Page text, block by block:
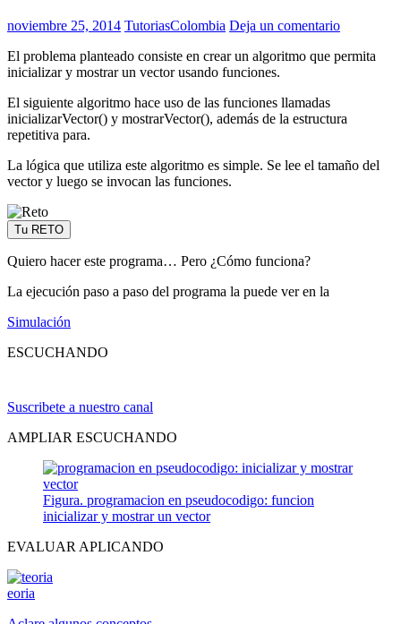
noviembre 25, 2014 TutoriasColombia Deja un comentario
El problema planteado consiste en crear un algoritmo que permita
inicializar y mostrar un vector usando funciones.
El siguiente algoritmo hace uso de las funciones llamadas
inicializarVector() y mostrarVector(), además de la estructura
repetitiva para.
La lógica que utiliza este algoritmo es simple. Se lee el tamaño del
vector y luego se invocan las funciones.
Tu RETO
Quiero hacer este programa… Pero ¿Cómo funciona?
La ejecución paso a paso del programa la puede ver en la
Simulación
ESCUCHANDO
Suscribete a nuestro canal
AMPLIAR ESCUCHANDO
Figura. programacion en pseudocodigo: funcion
inicializar y mostrar un vector
EVALUAR APLICANDO
eoria